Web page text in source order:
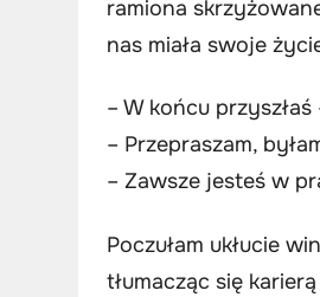
ramiona
nas miała swoje
– W końcu przyszłaś
– Przepraszam,
– Zawsze jesteś w
Poczułam ukłucie
tłumacząc się